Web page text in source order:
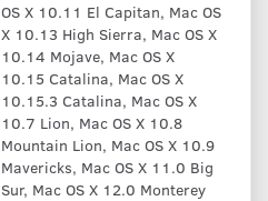
OS X 10.11 El Capitan, Mac OS
X 10.13 High Sierra, Mac OS X
10.14 Mojave, Mac OS X
10.15 Catalina, Mac OS X
10.15.3 Catalina, Mac OS X
10.7 Lion, Mac OS X 10.8
Mountain Lion, Mac OS X 10.9
Mavericks, Mac OS X 11.0 Big
Sur, Mac OS X 12.0 Monterey